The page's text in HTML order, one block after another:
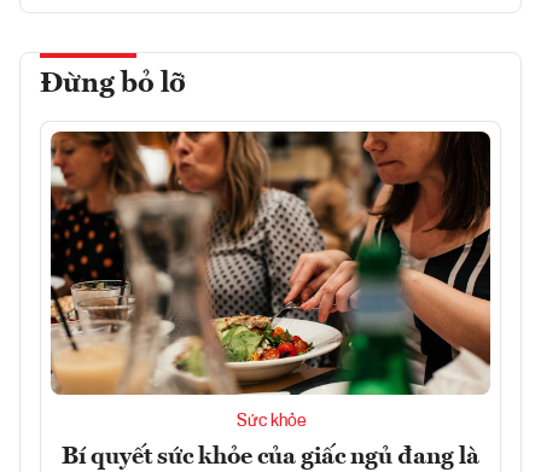
Đừng bỏ lỡ
Sức khỏe
Bí quyết sức khỏe của giấc ngủ đang là